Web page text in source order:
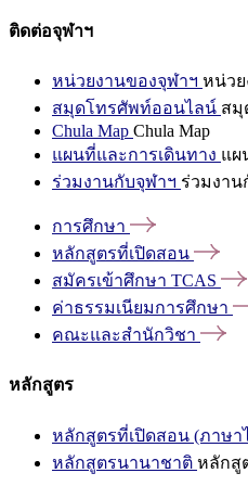
ติดต่อจุฬาฯ
หน่วยงานของจุฬาฯ หน่วย
สมุดโทรศัพท์ออนไลน์ สมุ
Chula Map Chula Map
แผนที่และการเดินทาง แผ
ร่วมงานกับจุฬาฯ ร่วมงาน
การศึกษา
หลักสูตรที่เปิดสอน
สมัครเข้าศึกษา TCAS
ค่าธรรมเนียมการศึกษา
คณะและสำนักวิชา
หลักสูตร
หลักสูตรที่เปิดสอน (ภาษา
หลักสูตรนานาชาติ หลักสู